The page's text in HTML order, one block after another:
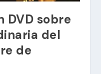
DVD sobre
del
de